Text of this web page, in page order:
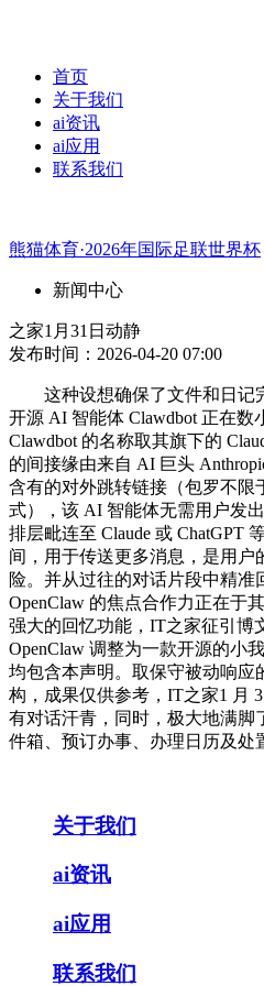
首页
关于我们
ai资讯
ai应用
联系我们
熊猫体育·2026年国际足联世界杯
新闻中心
之家1月31日动静
发布时间：2026-04-20 07:00
这种设想确保了文件和日记
开源 AI 智能体 Clawdbot 正在数
Clawdbot 的名称取其旗下的
的间接缘由来自 AI 巨头
含有的对外跳转链接（包罗不限
式），该 AI 智能体无需用户发
排层毗连至 Claude 或 ChatGPT
间，用于传送更多消息，是用户
险。并从过往的对话片段中精准
OpenClaw 的焦点合作力正在于
强大的回忆功能，IT之家征引博
OpenClaw 调整为一款开源的小
均包含本声明。取保守被动响应
构，成果仅供参考，IT之家1 月
有对话汗青，同时，极大地满脚
件箱、预订办事、办理日历及处
关于我们
ai资讯
ai应用
联系我们